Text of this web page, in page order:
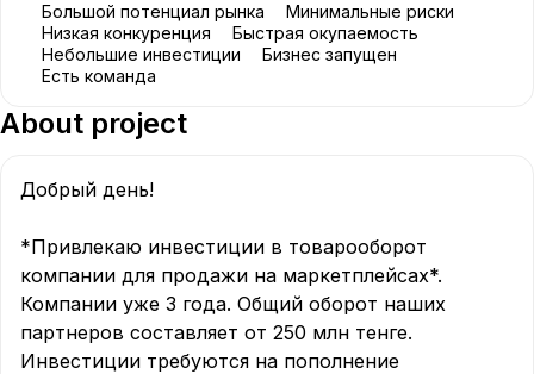
Большой потенциал рынка
Минимальные риски
Низкая конкуренция
Быстрая окупаемость
Небольшие инвестиции
Бизнес запущен
Есть команда
About project
Добрый день!
*Привлекаю инвестиции в товарооборот
компании для продажи на маркетплейсах*.
Компании уже 3 года. Общий оборот наших
партнеров составляет от 250 млн тенге.
Инвестиции требуются на пополнение